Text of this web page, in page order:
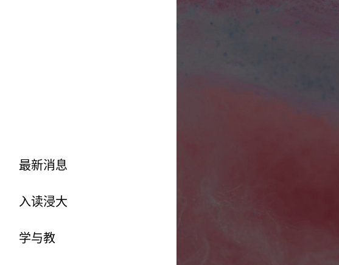
最新消息
入读浸大
学与教